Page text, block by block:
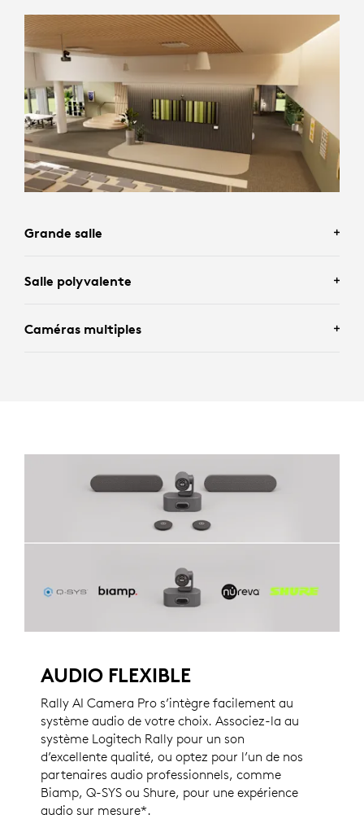
Grande salle
Salle polyvalente
Caméras multiples
AUDIO FLEXIBLE
Rally AI Camera Pro s’intègre facilement au
système audio de votre choix. Associez-la au
système Logitech Rally pour un son
d’excellente qualité, ou optez pour l’un de nos
partenaires audio professionnels, comme
Biamp, Q-SYS ou Shure, pour une expérience
audio sur mesure*.